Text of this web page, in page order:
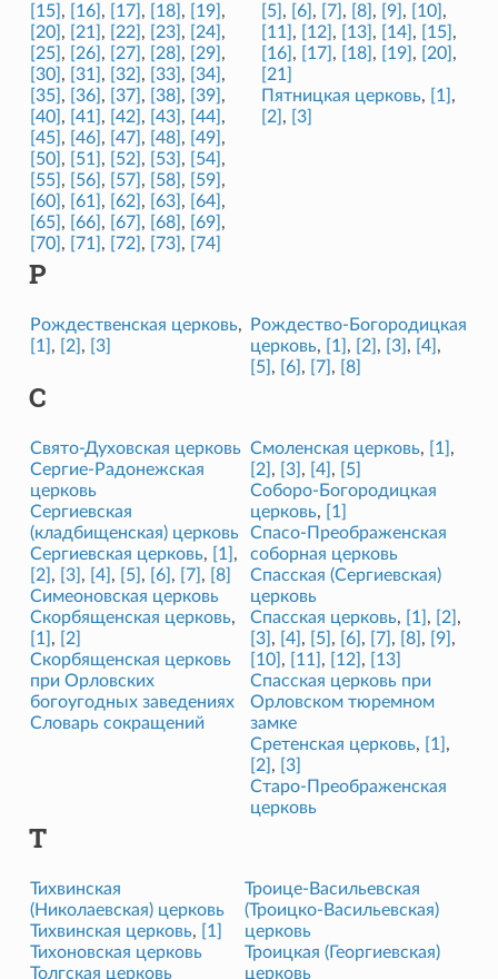
[15] , [16] , [17] , [18] , [19] ,
[20] , [21] , [22] , [23] , [24] ,
[25] , [26] , [27] , [28] , [29] ,
[30] , [31] , [32] , [33] , [34] ,
[35] , [36] , [37] , [38] , [39] ,
[40] , [41] , [42] , [43] , [44] ,
[45] , [46] , [47] , [48] , [49] ,
[50] , [51] , [52] , [53] , [54] ,
[55] , [56] , [57] , [58] , [59] ,
[60] , [61] , [62] , [63] , [64] ,
[65] , [66] , [67] , [68] , [69] ,
[70] , [71] , [72] , [73] , [74]
[5] , [6] , [7] , [8] , [9] , [10] ,
[11] , [12] , [13] , [14] , [15] ,
[16] , [17] , [18] , [19] , [20] ,
[21]
Пятницкая церковь, [1] ,
[2] , [3]
Р
Рождественская церковь,
[1] , [2] , [3]
Рождество-Богородицкая
церковь, [1] , [2] , [3] , [4] ,
[5] , [6] , [7] , [8]
С
Свято-Духовская церковь
Сергие-Радонежская
церковь
Сергиевская
(кладбищенская) церковь
Сергиевская церковь, [1] ,
[2] , [3] , [4] , [5] , [6] , [7] ,
[8]
Симеоновская церковь
Скорбященская церковь,
[1] ,
[2]
Скорбященская церковь
при Орловских
богоугодных заведениях
Словарь сокращений
Смоленская церковь, [1] ,
[2] , [3] , [4] ,
[5]
Соборо-Богородицкая
церковь,
[1]
Спасо-Преображенская
соборная церковь
Спасская (Сергиевская)
церковь
Спасская церковь, [1] , [2] ,
[3] , [4] , [5] , [6] , [7] , [8] , [9] ,
[10] , [11] , [12] ,
[13]
Спасская церковь при
Орловском тюремном
замке
Сретенская церковь, [1] ,
[2] ,
[3]
Старо-Преображенская
церковь
Т
Тихвинская
(Николаевская) церковь
Тихвинская церковь,
[1]
Тихоновская церковь
Толгская церковь
Троице-Васильевская
(Троицко-Васильевская)
церковь
Троицкая (Георгиевская)
церковь